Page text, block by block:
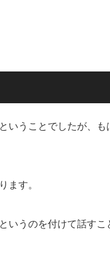
いうことでしたが、も
ます。
いうのを付けて話すこ